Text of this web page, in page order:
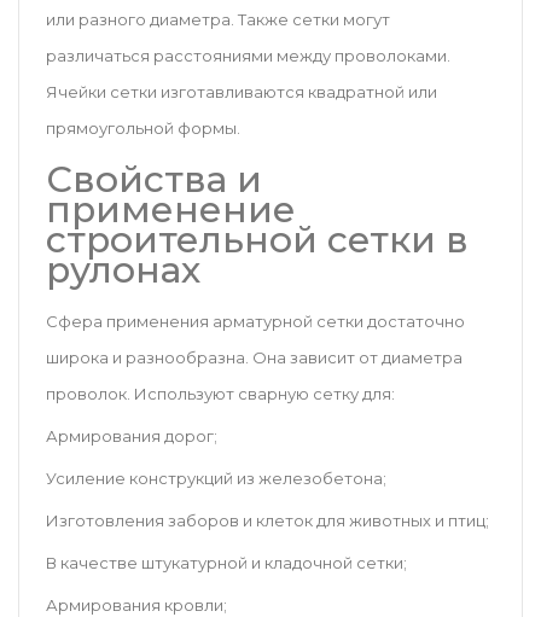
или разного диаметра. Также сетки могут
различаться расстояниями между проволоками.
Ячейки сетки изготавливаются квадратной или
прямоугольной формы.
Свойства и
применение
строительной сетки в
рулонах
Сфера применения арматурной сетки достаточно
широка и разнообразна. Она зависит от диаметра
проволок. Используют сварную сетку для:
Армирования дорог;
Усиление конструкций из железобетона;
Изготовления заборов и клеток для животных и птиц;
В качестве штукатурной и кладочной сетки;
Армирования кровли;